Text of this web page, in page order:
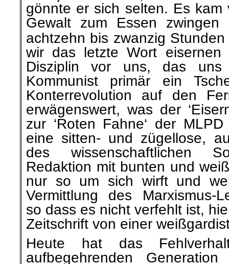
gönnte er sich selten. Es kam
Gewalt zum Essen zwingen
achtzehn bis zwanzig Stunden
wir das letzte Wort eisernen
Disziplin vor uns, das
Kommunist primär ein
Konterrevolution auf den
erwägenswert, was der
zur ‘Roten Fahne‘ der
eine sitten- und zügellose,
des wissenschaftlichen
Redaktion mit bunten und
nur so um sich wirft und
Vermittlung des Marxismus-
so dass es nicht verfehlt ist,
Zeitschrift von einer
Heute hat das
aufbegehrenden